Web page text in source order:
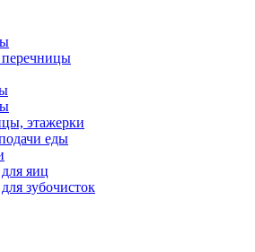
этажерки
еды
яиц
зубочисток